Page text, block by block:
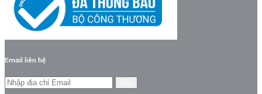
Email liên hệ